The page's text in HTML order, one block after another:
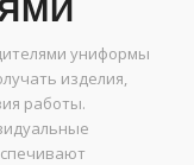
униформы
изделия,
работы.